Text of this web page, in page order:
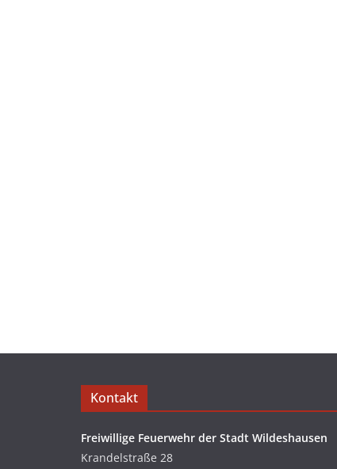
Kontakt
Freiwillige Feuerwehr der Stadt Wildeshausen
Krandelstraße 28